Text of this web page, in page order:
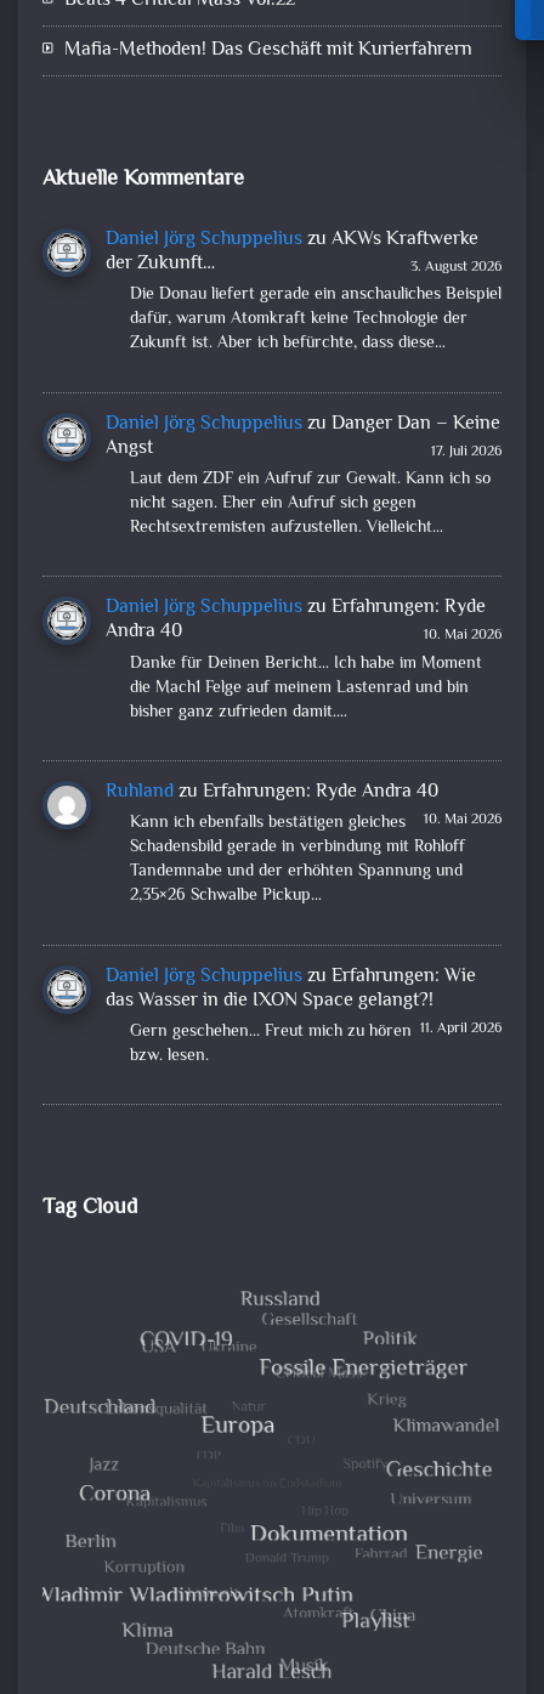
Mafia-Methoden! Das Geschäft mit Kurierfahrern
Aktuelle Kommentare
Daniel Jörg Schuppeliuszu AKWs Kraftwerke
der Zukunft…
3. August 2026
Die Donau liefert gerade ein anschauliches Beispiel
dafür, warum Atomkraft keine Technologie der
Zukunft ist. Aber ich befürchte, dass diese…
Daniel Jörg Schuppeliuszu Danger Dan – Keine
Angst
17. Juli 2026
Laut dem ZDF ein Aufruf zur Gewalt. Kann ich so
nicht sagen. Eher ein Aufruf sich gegen
Rechtsextremisten aufzustellen. Vielleicht…
Daniel Jörg Schuppeliuszu Erfahrungen: Ryde
Andra 40
10. Mai 2026
Danke für Deinen Bericht... Ich habe im Moment
die Mach1 Felge auf meinem Lastenrad und bin
bisher ganz zufrieden damit.…
Ruhlandzu Erfahrungen: Ryde Andra 40
10. Mai 2026
Kann ich ebenfalls bestätigen gleiches
Schadensbild gerade in verbindung mit Rohloff
Tandemnabe und der erhöhten Spannung und
2,35×26 Schwalbe Pickup…
Daniel Jörg Schuppeliuszu Erfahrungen: Wie
das Wasser in die IXON Space gelangt?!
11. April 2026
Gern geschehen... Freut mich zu hören
bzw. lesen.
Tag Cloud